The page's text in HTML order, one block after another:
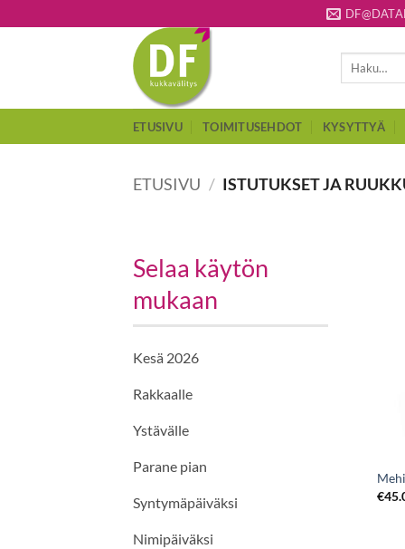
to
Etsi:
ETUSIVU TOIMITUSEHDOT KYSYTTYÄ
ETUSIVU / ISTUTUKSET JA
Selaa käytön
mukaan
Kesä 2026
Rakkaalle
Ystävälle
Parane pian
Syntymäpäiväksi
Nimipäiväksi
€